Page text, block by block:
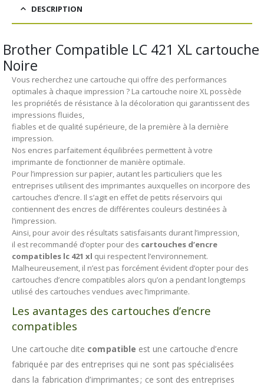
DESCRIPTION
Brother Compatible LC 421 XL cartouche
Noire
Vous recherchez une cartouche qui offre des performances
optimales à chaque impression ? La cartouche noire XL possède
les propriétés de résistance à la décoloration qui garantissent des
impressions fluides,
fiables et de qualité supérieure, de la première à la dernière
impression.
Nos encres parfaitement équilibrées permettent à votre
imprimante de fonctionner de manière optimale.
Pour l’impression sur papier, autant les particuliers que les
entreprises utilisent des imprimantes auxquelles on incorpore des
cartouches d’encre. Il s’agit en effet de petits réservoirs qui
contiennent des encres de différentes couleurs destinées à
l’impression.
Ainsi, pour avoir des résultats satisfaisants durant l’impression,
il est recommandé d’opter pour des cartouches d’encre
compatibles lc 421 xl qui respectent l’environnement.
Malheureusement, il n’est pas forcément évident d’opter pour des
cartouches d’encre compatibles alors qu’on a pendant longtemps
utilisé des cartouches vendues avec l’imprimante.
Les avantages des cartouches d’encre
compatibles
Une cartouche dite compatible est une cartouche d’encre
fabriquée par des entreprises qui ne sont pas spécialisées
dans la fabrication d’imprimantes ; ce sont des entreprises